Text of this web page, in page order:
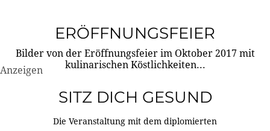
ERÖFFNUNGSFEIER
Bilder von der Eröffnungsfeier im Oktober 2017 mit
kulinarischen Köstlichkeiten...
Anzeigen
SITZ DICH GESUND
Die Veranstaltung mit dem diplomierten